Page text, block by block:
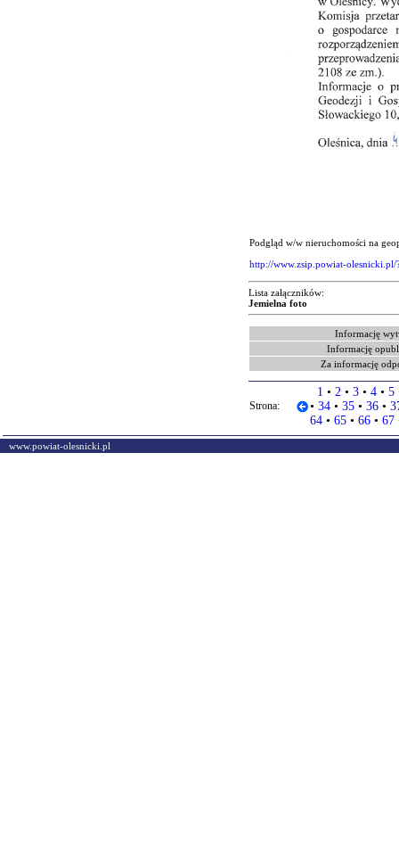
Podgląd w/w nieruchomości na
http://www.zsip.powiat-
Lista załączników:
Jemielna foto
Informację
Informację
Za informację
Strona:
1 • 2 • 3 • 4 • 5
• 34 • 35 • 36 •
64 • 65 • 66 • 67
www.powiat-olesnicki.pl